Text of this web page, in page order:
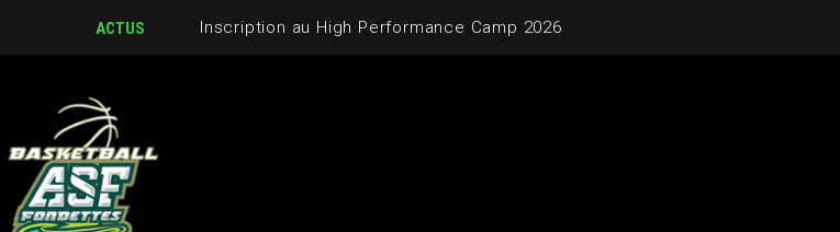
ACTUS Inscription au High Performance Camp 2026